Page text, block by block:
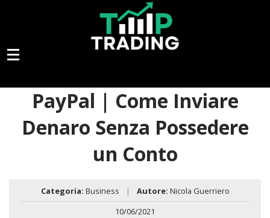
PayPal | Come Inviare
Denaro Senza Possedere
un Conto
Categoria: Business | Autore: Nicola Guerriero
10/06/2021